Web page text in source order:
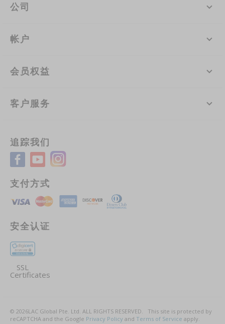
公司
帐户
会员权益
客户服务
追踪我们
支付方式
安全认证
SSL
Certificates
© 2026LAC Global Pte. Ltd. ALL RIGHTS RESERVED. This site is protected by
reCAPTCHA and the Google Privacy Policy and Terms of Service apply.